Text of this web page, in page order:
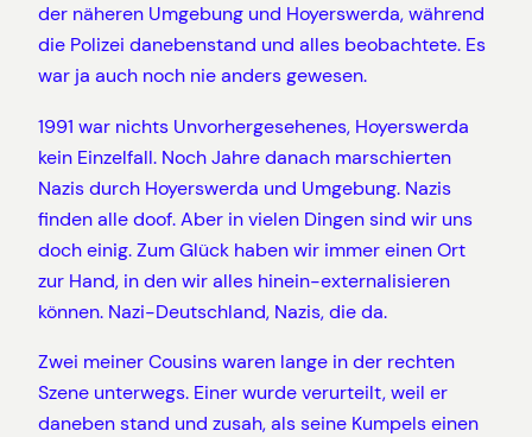
der näheren Umgebung und Hoyerswerda, während
die Polizei danebenstand und alles beobachtete. Es
war ja auch noch nie anders gewesen.
1991 war nichts Unvorhergesehenes, Hoyerswerda
kein Einzelfall. Noch Jahre danach marschierten
Nazis durch Hoyerswerda und Umgebung. Nazis
finden alle doof. Aber in vielen Dingen sind wir uns
doch einig. Zum Glück haben wir immer einen Ort
zur Hand, in den wir alles hinein-externalisieren
können. Nazi-Deutschland, Nazis, die da.
Zwei meiner Cousins waren lange in der rechten
Szene unterwegs. Einer wurde verurteilt, weil er
daneben stand und zusah, als seine Kumpels einen